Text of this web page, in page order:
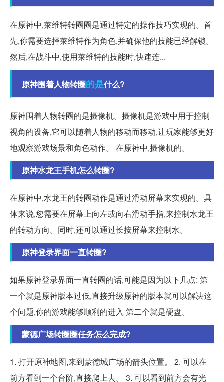
在原神中,莱维特转圈圈是通过特定的操作技巧实现的。首
先,你需要选择莱维特作为角色,并确保他的技能已经解锁。
然后,在战斗中,使用莱维特的技能时,快速连...
原神围着人物转圈的是什么?
原神围着人物转圈的是摄像机。摄像机是游戏中用于控制
视角的设备,它可以随着人物的移动而移动,让玩家能够更好
地观察游戏场景和角色动作。 在原神中,摄像机的。
原神水龙王手机怎么转圈?
在原神中,水龙王的转圈动作是通过滑动屏幕来实现的。具
体来说,您需要在屏幕上向左或向右滑动手指,来控制水龙王
的转动方向。同时,还可以通过长按屏幕来控制水。
原神登录界面一直转圈?
如果原神登录界面一直转圈的话,可能是因为以下几点: 第
一个就是原神版本过低,直接升级原神的版本就可以解决这
个问题,你的游戏能够顺利的进入 第二个就是硬盘。
蒙德广场转圈圈任务怎么完成?
1. 打开原神地图,来到蒙德城广场的箭头位置。 2. 可以在
前方看到一个台阶,直接爬上去。 3. 可以看到前方会有光